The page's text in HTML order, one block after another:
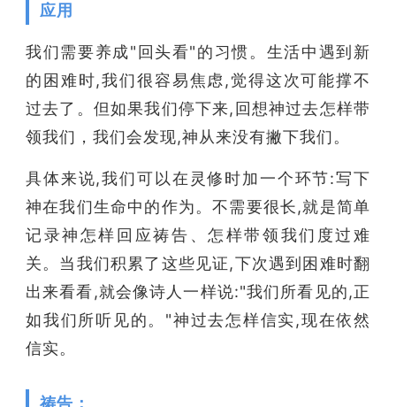
应用
我们需要养成"回头看"的习惯。生活中遇到新
的困难时,我们很容易焦虑,觉得这次可能撑不
过去了。但如果我们停下来,回想神过去怎样带
领我们，我们会发现,神从来没有撇下我们。
具体来说,我们可以在灵修时加一个环节:写下
神在我们生命中的作为。不需要很长,就是简单
记录神怎样回应祷告、怎样带领我们度过难
关。当我们积累了这些见证,下次遇到困难时翻
出来看看,就会像诗人一样说:"我们所看见的,正
如我们所听见的。"神过去怎样信实,现在依然
信实。
祷告：